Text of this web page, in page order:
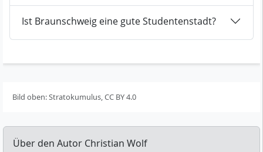
Ist Braunschweig eine gute Studentenstadt?
Bild oben: Stratokumulus, CC BY 4.0
Über den Autor Christian Wolf